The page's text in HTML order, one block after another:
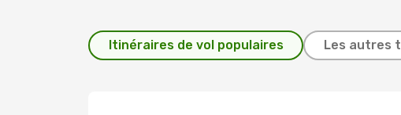
Itinéraires de vol populaires Les autres